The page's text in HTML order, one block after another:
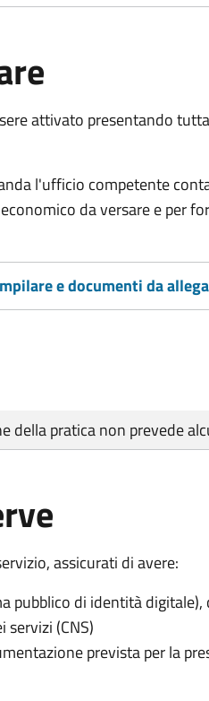
attivato presentando
l'ufficio competente
da versare e per
e documenti da
della pratica non prevede
assicurati di avere:
pubblico di identità
servizi (CNS)
prevista per la